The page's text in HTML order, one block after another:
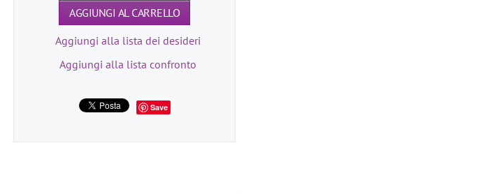
AGGIUNGI AL CARRELLO
Aggiungi alla lista dei desideri
Aggiungi alla lista confronto
Save